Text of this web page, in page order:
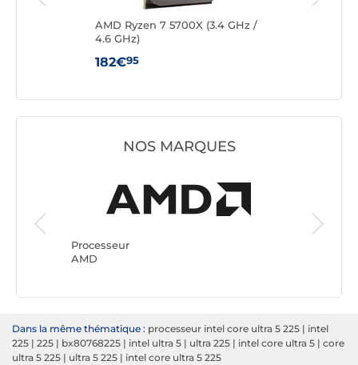
AMD Ryzen 7 5700X (3.4 GHz /
4.6 GHz)
182€95
NOS MARQUES
Processeur
AMD
Dans la même thématique : processeur intel core ultra 5 225 | intel
225 | 225 | bx80768225 | intel ultra 5 | ultra 225 | intel core ultra 5 | core
ultra 5 225 | ultra 5 225 | intel core ultra 5 225